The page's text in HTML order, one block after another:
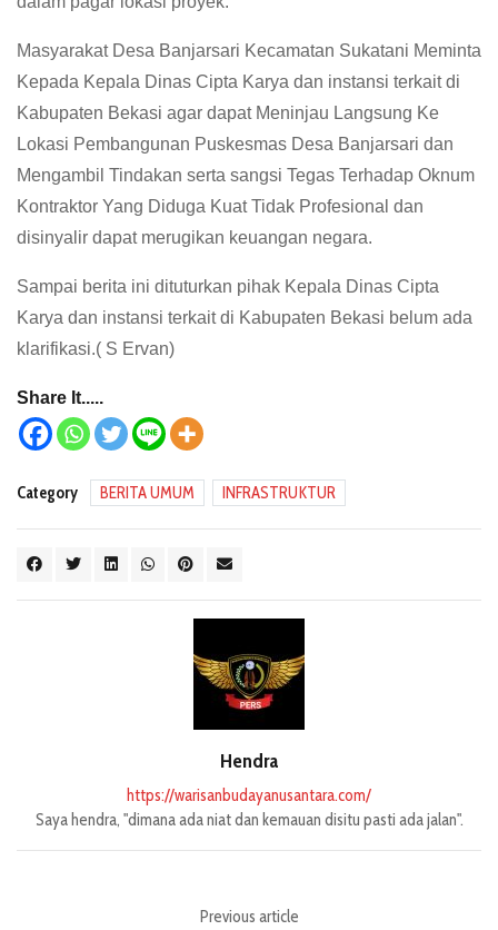
Masyarakat Desa Banjarsari Kecamatan Sukatani Meminta
Kepada Kepala Dinas Cipta Karya dan instansi terkait di
Kabupaten Bekasi agar dapat Meninjau Langsung Ke
Lokasi Pembangunan Puskesmas Desa Banjarsari dan
Mengambil Tindakan serta sangsi Tegas Terhadap Oknum
Kontraktor Yang Diduga Kuat Tidak Profesional dan
disinyalir dapat merugikan keuangan negara.
Sampai berita ini dituturkan pihak Kepala Dinas Cipta
Karya dan instansi terkait di Kabupaten Bekasi belum ada
klarifikasi.( S Ervan)
Share It.....
Category BERITA UMUM INFRASTRUKTUR
Hendra
https://warisanbudayanusantara.com/
Saya hendra, "dimana ada niat dan kemauan disitu pasti ada jalan".
Previous article